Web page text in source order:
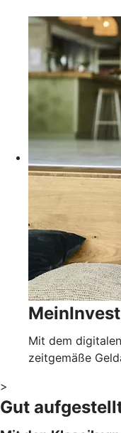
MeinInvest
Mit dem
zeitgemäße
>
Gut